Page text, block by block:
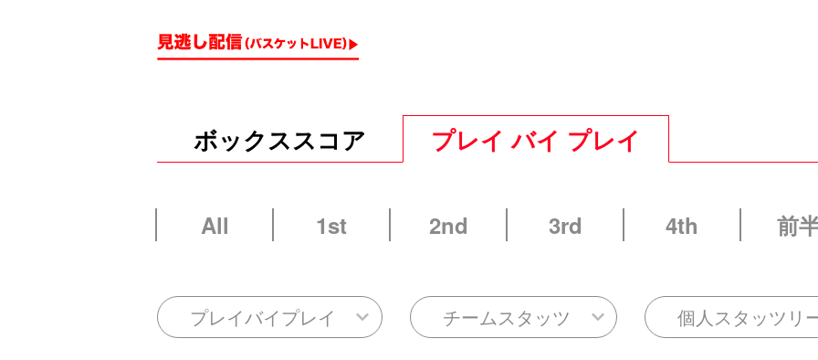
ボックススコア プレイ バイ プレイ
All 1st 2nd 3rd 4th 前
プレイバイプレイ チームスタッツ 個人スタッツリ